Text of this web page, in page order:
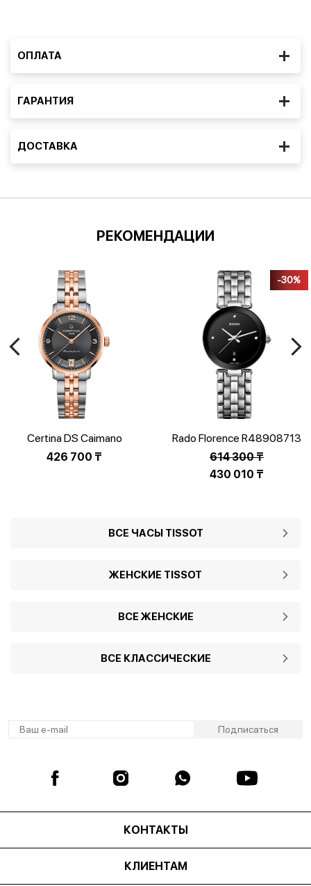
ОПЛАТА
ГАРАНТИЯ
ДОСТАВКА
РЕКОМЕНДАЦИИ
Certina DS Caimano
C035.207.22.087.01
426 700 ₸
Rado Florence R48908713
614 300₸
Первоначальная
614
430 010 ₸
430
-30%
ВСЕ ЧАСЫ TISSOT
ЖЕНСКИЕ TISSOT
ВСЕ ЖЕНСКИЕ
ВСЕ КЛАССИЧЕСКИЕ
КОНТАКТЫ
КЛИЕНТАМ